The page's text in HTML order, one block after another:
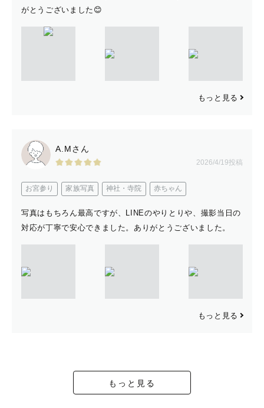
あなたにお会いできる日を、
心から楽しみにしております☺️
がとうございました😊
もっと見る
A.Mさん
2026/4/19投稿
お宮参り 家族写真 神社・寺院 赤ちゃん
写真はもちろん最高ですが、LINEのやりとりや、撮影当日の
対応が丁寧で安心できました。ありがとうございました。
もっと見る
もっと見る